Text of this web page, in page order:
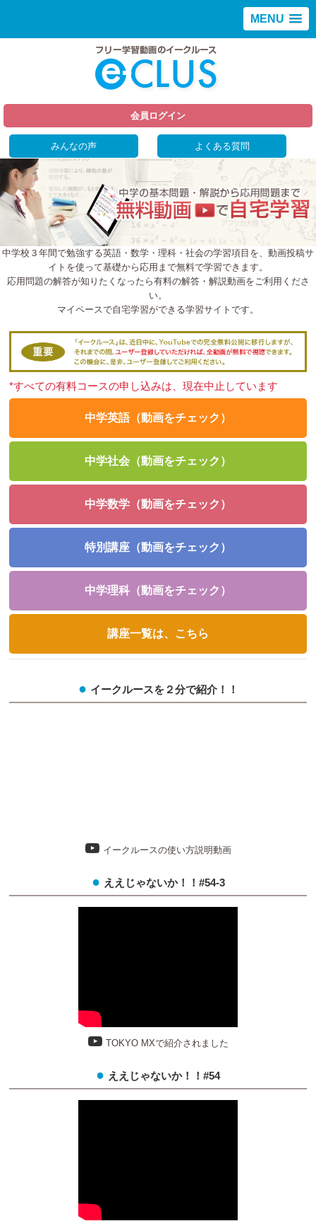
MENU
会員ログイン
みんなの声 よくある質問
中学校３年間で勉強する英語・数学・理科・社会の学習項目を、動画投稿サ
イトを使って基礎から応用まで無料で学習できます。
応用問題の解答が知りたくなったら有料の解答・解説動画をご利用くださ
い。
マイペースで自宅学習ができる学習サイトです。
*すべての有料コースの申し込みは、現在中止しています
中学英語（動画をチェック）
中学社会（動画をチェック）
中学数学（動画をチェック）
特別講座（動画をチェック）
中学理科（動画をチェック）
講座一覧は、こちら
イークルースを２分で紹介！！
イークルースの使い方説明動画
ええじゃないか！！#54-3
TOKYO MXで紹介されました
ええじゃないか！！#54